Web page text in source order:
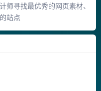
师寻找最优秀的网页素材、
站点